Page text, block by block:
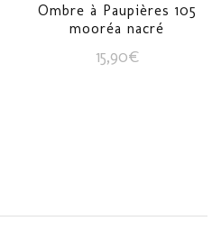
Ombre à Paupières 105
mooréa nacré
15,90€